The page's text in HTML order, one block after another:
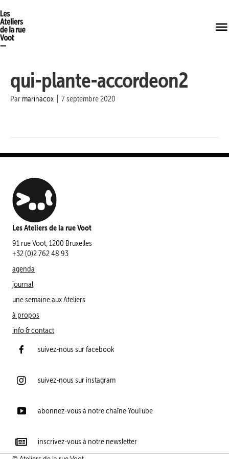
qui-plante-accordeon2
Par marinacox 7 septembre 2020
Les Ateliers de la rue Voot
91 rue Voot, 1200 Bruxelles
+32 (0)2 762 48 93
agenda
journal
une semaine aux Ateliers
à propos
info & contact
suivez-nous sur facebook
suivez-nous sur instagram
abonnez-vous à notre chaîne YouTube
inscrivez-vous à notre newsletter